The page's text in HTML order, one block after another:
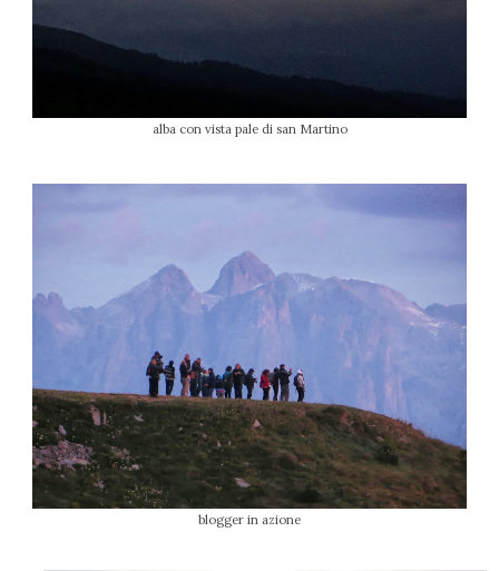
alba con vista pale di san Martino
blogger in azione